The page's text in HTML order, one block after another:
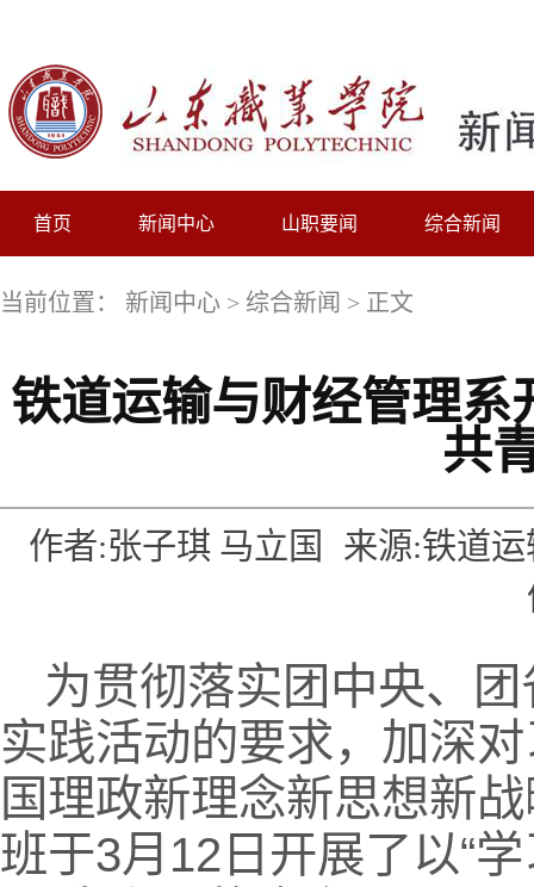
首页 新闻中心 山职要闻 综合新闻
当前位置： 新闻中心 > 综合新闻 > 正文
铁道运输与财经管理系
共
作者:张子琪 马立国
来源:铁道
为贯彻落实团中央、
实践活动的要求，加深
国理政新理念新思想新
班于3月12日开展了以“